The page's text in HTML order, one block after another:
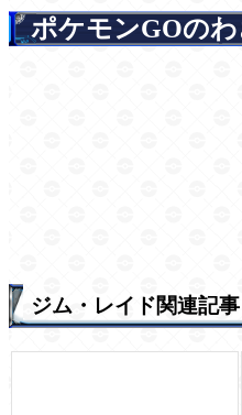
ポケモンGOの
ジム・レイド関連記事